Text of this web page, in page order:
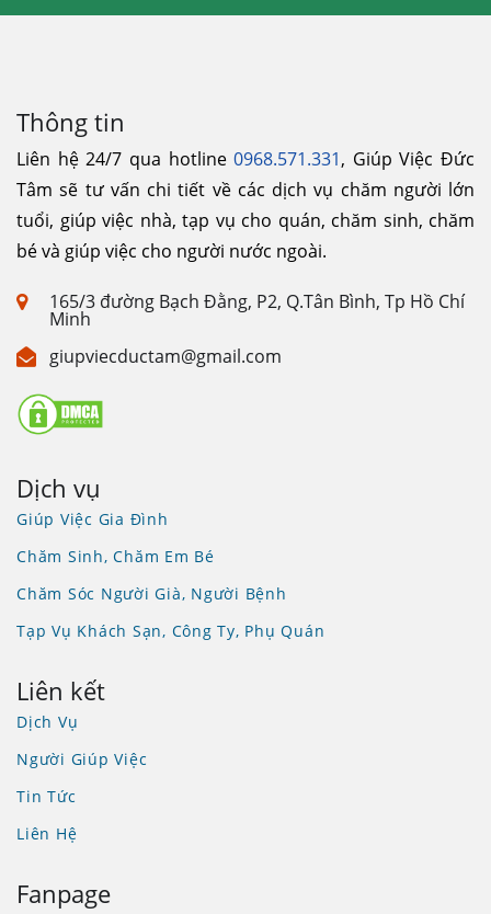
Thông tin
Liên hệ 24/7 qua hotline0968.571.331, Giúp Việc Đức
Tâm sẽ tư vấn chi tiết về các dịch vụ chăm người lớn
tuổi, giúp việc nhà, tạp vụ cho quán, chăm sinh, chăm
bé và giúp việc cho người nước ngoài.
165/3 đường Bạch Đằng, P2, Q.Tân Bình, Tp Hồ Chí
Minh
giupviecductam@gmail.com
Dịch vụ
Giúp Việc Gia Đình
Chăm Sinh, Chăm Em Bé
Chăm Sóc Người Già, Người Bệnh
Tạp Vụ Khách Sạn, Công Ty, Phụ Quán
Liên kết
Dịch Vụ
Người Giúp Việc
Tin Tức
Liên Hệ
Fanpage